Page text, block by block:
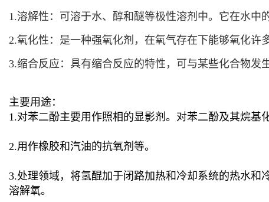
1.溶解性：可溶于水、醇和醚等极性溶剂中。它在水中
2.氧化性：是一种强氧化剂，在氧气存在下能够氧化许
3.缩合反应：具有缩合反应的特性，可与某些化合物发
主要用途：
1.对苯二酚主要用作照相的显影剂。对苯二酚及其烷基
2.用作橡胶和汽油的抗氧剂等。
3.处理领域，将氢醌加于闭路加热和冷却系统的热水
溶解氧。